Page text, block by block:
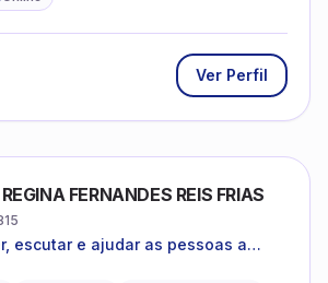
Ver Perfil
FERNANDES REIS FRIAS
escutar e ajudar as pessoas a